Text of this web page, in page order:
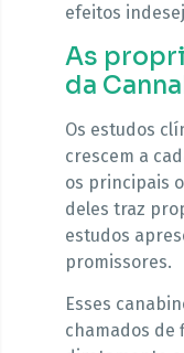
efeitos
As
da
Os estudos
crescem a
os principais
deles traz
estudos
promissores.
Esses
chamados de